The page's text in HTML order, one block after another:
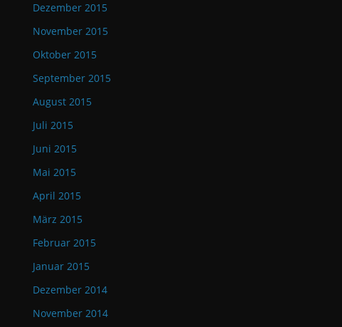
Dezember 2015
November 2015
Oktober 2015
September 2015
August 2015
Juli 2015
Juni 2015
Mai 2015
April 2015
März 2015
Februar 2015
Januar 2015
Dezember 2014
November 2014